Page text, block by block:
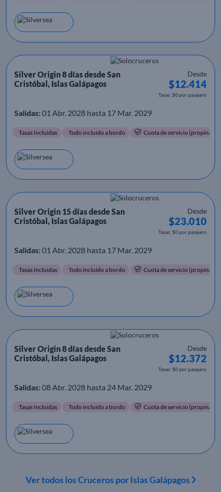
Silver Origin 8 días desde San
Cristóbal, Islas Galápagos
Desde
$12.414
Tasas: $0 por pasajero
Salidas: 01 Abr. 2028 hasta 17 Mar. 2029
Tasas Incluidas Todo incluido a bordo Cuota de servicio (propinas)
Silver Origin 15 días desde San
Cristóbal, Islas Galápagos
Desde
$23.010
Tasas: $0 por pasajero
Salidas: 01 Abr. 2028 hasta 17 Mar. 2029
Tasas Incluidas Todo incluido a bordo Cuota de servicio (propinas)
Silver Origin 8 días desde San
Cristóbal, Islas Galápagos
Desde
$12.372
Tasas: $0 por pasajero
Salidas: 08 Abr. 2028 hasta 24 Mar. 2029
Tasas Incluidas Todo incluido a bordo Cuota de servicio (propinas)
Ver todos los Cruceros por Islas Galápagos